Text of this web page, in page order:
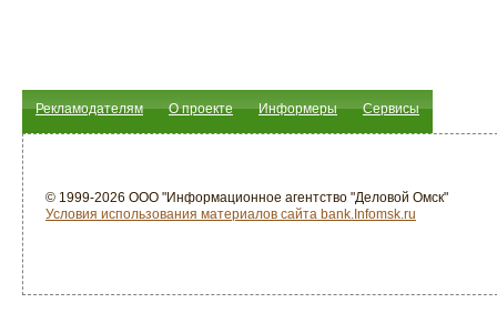
Рекламодателям О проекте Информеры Сервисы
© 1999-2026 ООО "Информационное агентство "Деловой Омск"
Условия использования материалов сайта bank.Infomsk.ru